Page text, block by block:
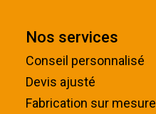
Nos services
Conseil personnalisé
Devis ajusté
Fabrication sur mesure